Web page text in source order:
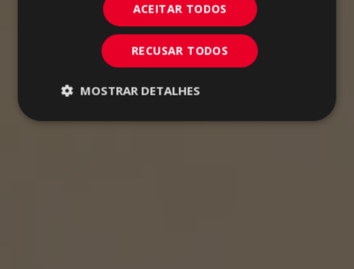
ACEITAR TODOS
RECUSAR TODOS
MOSTRAR DETALHES